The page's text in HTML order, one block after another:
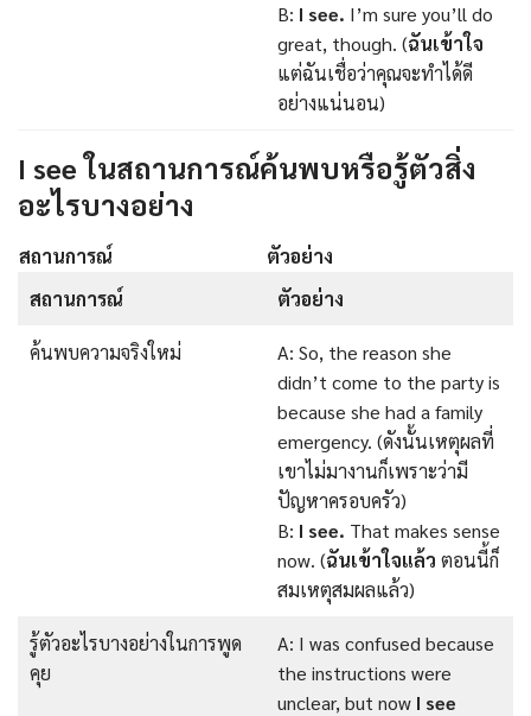
B: I see. I’m sure you’ll do
great, though. (ฉันเข้าใจ
แต่ฉันเชื่อว่าคุณจะทำได้ดี
อย่างแน่นอน)
I see ในสถานการณ์ค้นพบหรือรู้ตัวสิ่ง
อะไรบางอย่าง
สถานการณ์
ตัวอย่าง
สถานการณ์
ตัวอย่าง
ค้นพบความจริงใหม่
A: So, the reason she
didn’t come to the party is
because she had a family
emergency. (ดังนั้นเหตุผลที่
เขาไม่มางานก็เพราะว่ามี
ปัญหาครอบครัว)
B: I see. That makes sense
now. (ฉันเข้าใจแล้ว ตอนนี้ก็
สมเหตุสมผลแล้ว)
รู้ตัวอะไรบางอย่างในการพูด
คุย
A: I was confused because
the instructions were
unclear, but now I see